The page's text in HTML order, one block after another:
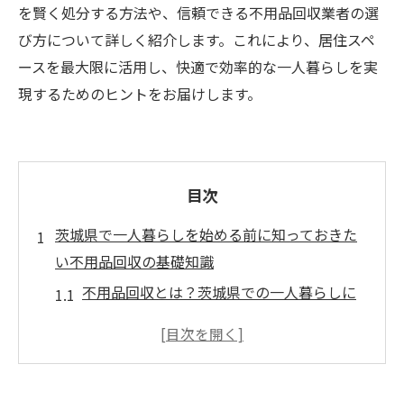
を賢く処分する方法や、信頼できる不用品回収業者の選
び方について詳しく紹介します。これにより、居住スペ
ースを最大限に活用し、快適で効率的な一人暮らしを実
現するためのヒントをお届けします。
目次
茨城県で一人暮らしを始める前に知っておきた
い不用品回収の基礎知識
不用品回収とは？茨城県での一人暮らしに
一人暮らしのスタートに向けた不用品リス